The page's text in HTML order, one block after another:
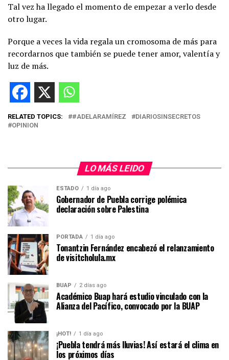
Tal vez ha llegado el momento de empezar a verlo desde
otro lugar.
Porque a veces la vida regala un cromosoma de más para
recordarnos que también se puede tener amor, valentía y
luz de más.
RELATED TOPICS: #ADELARAMÍREZ
DIARIOSINSECRETOS
OPINION
LO MÁS LEIDO
ESTADO 1 día ago
Gobernador de Puebla corrige polémica
declaración sobre Palestina
PORTADA 1 día ago
Tonantzin Fernández encabezó el relanzamiento
de visitcholula.mx
BUAP 2 días ago
Académico Buap hará estudio vinculado con la
Alianza del Pacífico, convocado por la BUAP
¡HOT! 1 día ago
¡Puebla tendrá más lluvias! Así estará el clima en
los próximos días